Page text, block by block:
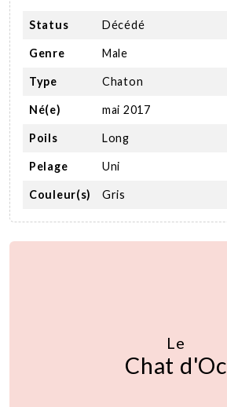
Status Décédé
Genre Male
Type Chaton
Né(e) mai 2017
Poils Long
Pelage Uni
Couleur(s) Gris
Le
Chat d'Oc